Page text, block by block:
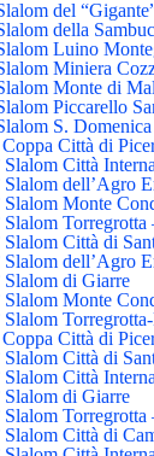
del
della
Luino
Miniera
Monte di
Piccarello
S.
Città di
Città
dell’Agro
Monte
Torregrotta
Città di
dell’Agro
di Giarre
Monte
Città di
Città di
Città
di Giarre
Torregrotta
Città di